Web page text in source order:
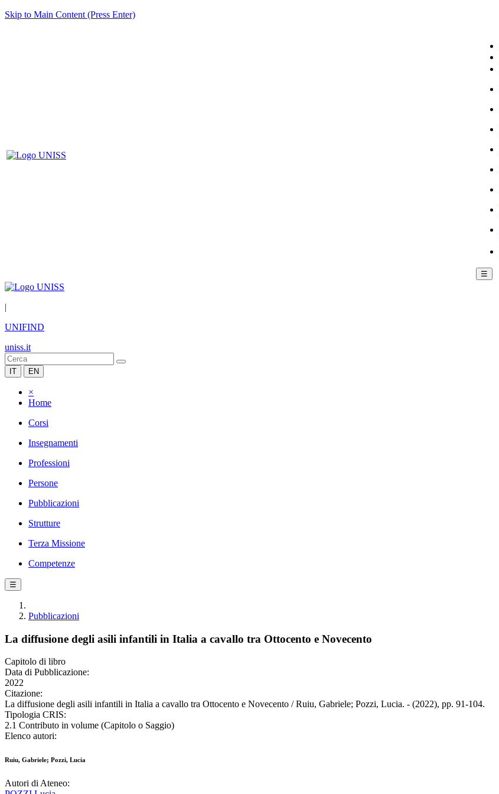
Skip to Main Content (Press Enter)
☰
|
UNIFIND
uniss.it
IT EN
×
Home
Corsi
Insegnamenti
Professioni
Persone
Pubblicazioni
Strutture
Terza Missione
Competenze
☰
Pubblicazioni
La diffusione degli asili infantili in Italia a cavallo tra Ottocento e Novecento
Capitolo di libro
Data di Pubblicazione:
2022
Citazione:
La diffusione degli asili infantili in Italia a cavallo tra Ottocento e Novecento / Ruiu, Gabriele; Pozzi, Lucia. - (2022), pp. 91-104.
Tipologia CRIS:
2.1 Contributo in volume (Capitolo o Saggio)
Elenco autori:
Ruiu, Gabriele; Pozzi, Lucia
Autori di Ateneo: